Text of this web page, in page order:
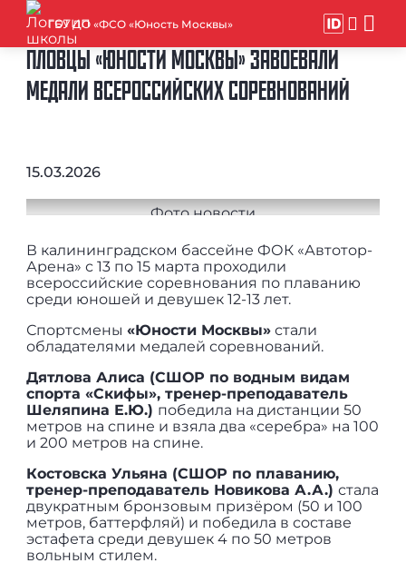
ГБУ ДО «ФСО «Юность Москвы»
ПЛОВЦЫ «ЮНОСТИ МОСКВЫ» ЗАВОЕВАЛИ
МЕДАЛИ ВСЕРОССИЙСКИХ СОРЕВНОВАНИЙ
15.03.2026
В калининградском бассейне ФОК «Автотор-
Арена» с 13 по 15 марта проходили
всероссийские соревнования по плаванию
среди юношей и девушек 12-13 лет.
Спортсмены«Юности Москвы» стали
обладателями медалей соревнований.
Дятлова Алиса (СШОР по водным видам
спорта «Скифы», тренер-преподаватель
Шеляпина Е.Ю.) победила на дистанции 50
метров на спине и взяла два «серебра» на 100
и 200 метров на спине.
Костовска Ульяна (СШОР по плаванию,
тренер-преподаватель Новикова А.А.)стала
двукратным бронзовым призёром (50 и 100
метров, баттерфляй) и победила в составе
эстафета среди девушек 4 по 50 метров
вольным стилем.